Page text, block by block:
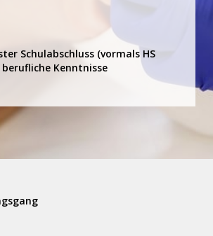
Schulabschluss (vormals HS
berufliche Kenntnisse